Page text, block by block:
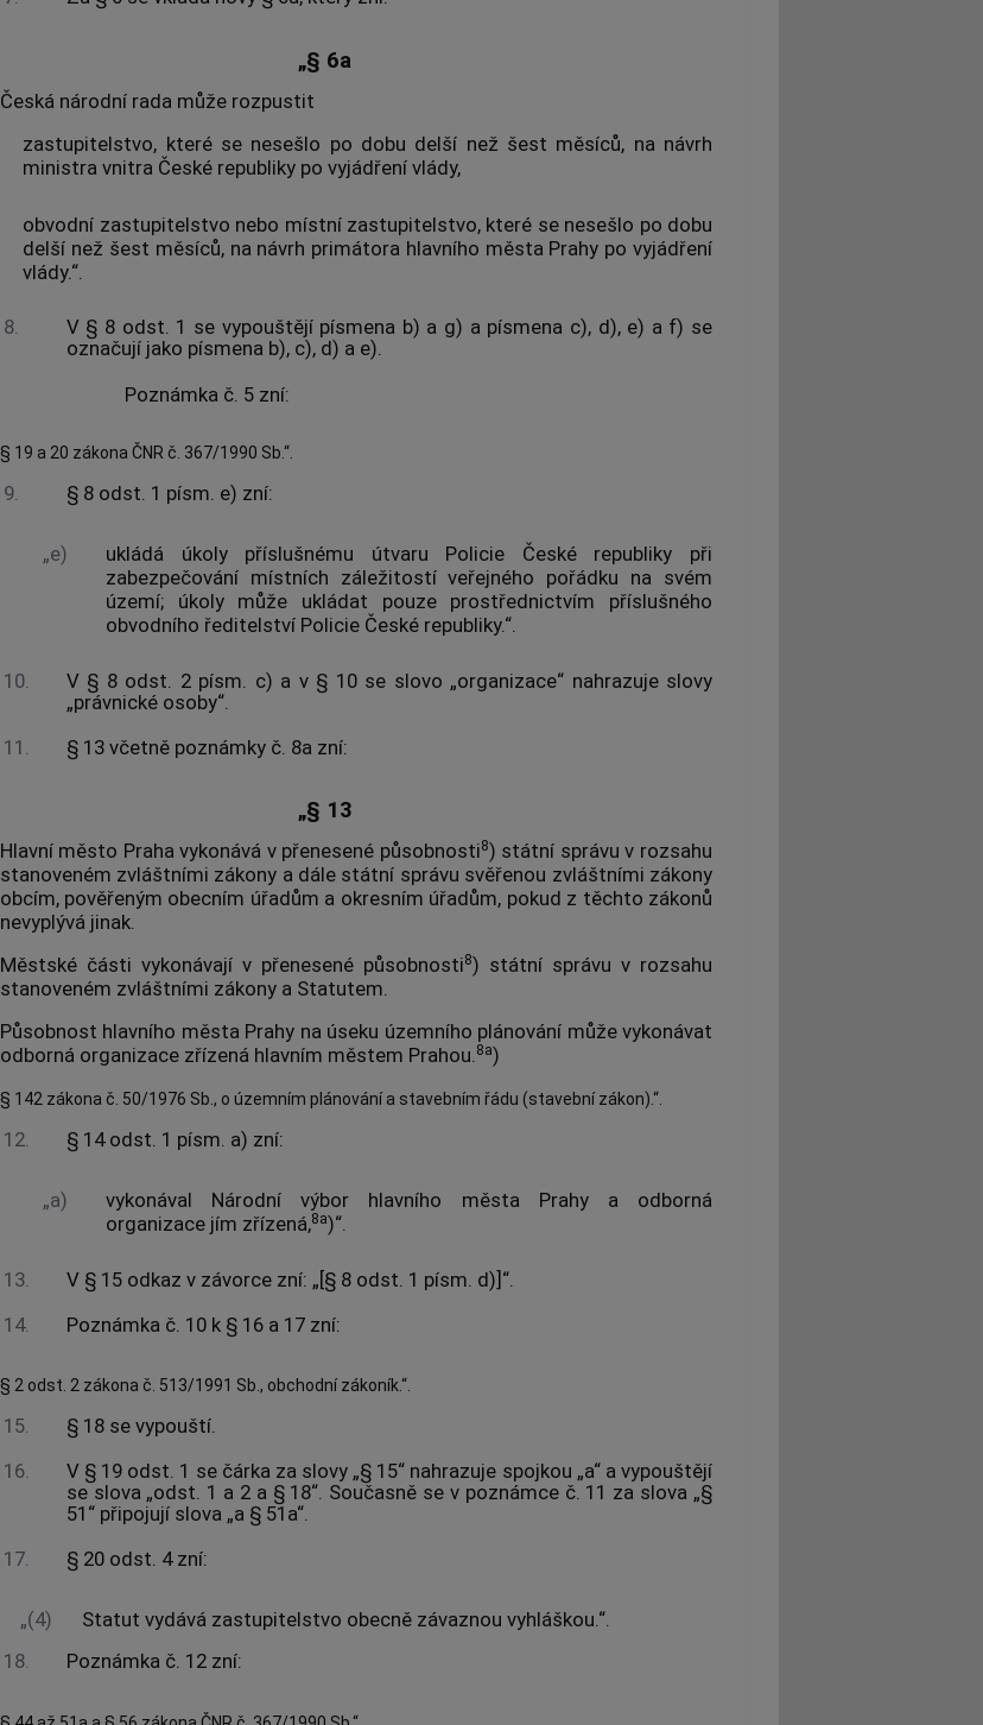
„§ 6a
Česká národní rada může rozpustit
zastupitelstvo, které se nesešlo po dobu delší než šest měsíců, na návrh
ministra vnitra České republiky po vyjádření vlády,
obvodní zastupitelstvo nebo místní zastupitelstvo, které se nesešlo po dobu
delší než šest měsíců, na návrh primátora hlavního města Prahy po vyjádření
vlády.“.
8.
V § 8 odst. 1 se vypouštějí písmena b) a g) a písmena c), d), e) a f) se
označují jako písmena b), c), d) a e).
Poznámka č. 5 zní:
§ 19 a 20 zákona ČNR č. 367/1990 Sb.“.
9. § 8 odst. 1 písm. e) zní:
„e)
ukládá úkoly příslušnému útvaru Policie České republiky při
zabezpečování místních záležitostí veřejného pořádku na svém
území; úkoly může ukládat pouze prostřednictvím příslušného
obvodního ředitelství Policie České republiky.“.
10.
V § 8 odst. 2 písm. c) a v § 10 se slovo „organizace“ nahrazuje slovy
„právnické osoby“.
11.
§ 13 včetně poznámky č. 8a zní:
„§ 13
Hlavní město Praha vykonává v přenesené působnosti8) státní správu v rozsahu
stanoveném zvláštními zákony a dále státní správu svěřenou zvláštními zákony
obcím, pověřeným obecním úřadům a okresním úřadům, pokud z těchto zákonů
nevyplývá jinak.
Městské části vykonávají v přenesené působnosti8) státní správu v rozsahu
stanoveném zvláštními zákony a Statutem.
Působnost hlavního města Prahy na úseku územního plánování může vykonávat
odborná organizace zřízená hlavním městem Prahou.8a)
§ 142 zákona č. 50/1976 Sb., o územním plánování a stavebním řádu (stavební zákon).“.
12. § 14 odst. 1 písm. a) zní:
„a)
vykonával Národní výbor hlavního města Prahy a odborná
organizace jím zřízená,8a)“.
13.
V § 15 odkaz v závorce zní: „[§ 8 odst. 1 písm. d)]“.
14.
Poznámka č. 10 k § 16 a 17 zní:
§ 2 odst. 2 zákona č. 513/1991 Sb., obchodní zákoník.“.
15.
§ 18 se vypouští.
16.
V § 19 odst. 1 se čárka za slovy „§ 15“ nahrazuje spojkou „a“ a vypouštějí
se slova „odst. 1 a 2 a § 18“. Současně se v poznámce č. 11 za slova „§
51“ připojují slova „a § 51a“.
17.
§ 20 odst. 4 zní:
„(4)
Statut vydává zastupitelstvo obecně závaznou vyhláškou.“.
18.
Poznámka č. 12 zní: